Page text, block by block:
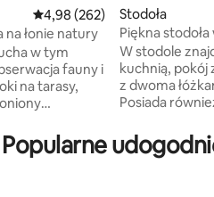
Średnia ocena: 4,98 na 5,
4,98 (262)
na łonie natury
w tym
fauny i
na tarasy,
od domu
pobyt
Stodoła
Piękna
W stodole
kuchnią, pokój
z dwoma
Posiada
podczas prysznica.
rzeka. I
Popularne